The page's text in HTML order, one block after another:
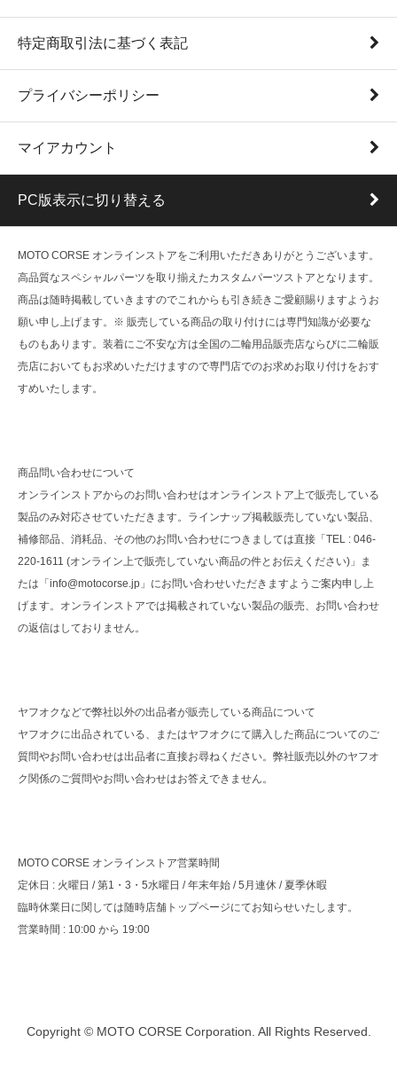
特定商取引法に基づく表記
プライバシーポリシー
マイアカウント
PC版表示に切り替える
MOTO CORSE オンラインストアをご利用いただきありがとうございます。
高品質なスペシャルパーツを取り揃えたカスタムパーツストアとなります。
商品は随時掲載していきますのでこれからも引き続きご愛顧賜りますようお
願い申し上げます。※ 販売している商品の取り付けには専門知識が必要な
ものもあります。装着にご不安な方は全国の二輪用品販売店ならびに二輪販
売店においてもお求めいただけますので専門店でのお求めお取り付けをおす
すめいたします。
商品問い合わせについて
オンラインストアからのお問い合わせはオンラインストア上で販売している
製品のみ対応させていただきます。ラインナップ掲載販売していない製品、
補修部品、消耗品、その他のお問い合わせにつきましては直接「TEL : 046-
220-1611 (オンライン上で販売していない商品の件とお伝えください)」ま
たは「info@motocorse.jp」にお問い合わせいただきますようご案内申し上
げます。オンラインストアでは掲載されていない製品の販売、お問い合わせ
の返信はしておりません。
ヤフオクなどで弊社以外の出品者が販売している商品について
ヤフオクに出品されている、またはヤフオクにて購入した商品についてのご
質問やお問い合わせは出品者に直接お尋ねください。弊社販売以外のヤフオ
ク関係のご質問やお問い合わせはお答えできません。
MOTO CORSE オンラインストア営業時間
定休日 : 火曜日 / 第1・3・5水曜日 / 年末年始 / 5月連休 / 夏季休暇
臨時休業日に関しては随時店舗トップページにてお知らせいたします。
営業時間 : 10:00 から 19:00
Copyright © MOTO CORSE Corporation. All Rights Reserved.